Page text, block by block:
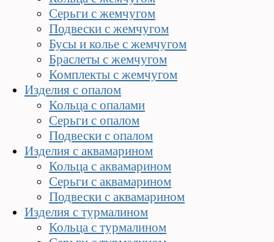
Серьги с жемчугом
Подвески с жемчугом
Бусы и колье с жемчугом
Браслеты с жемчугом
Комплекты с жемчугом
Изделия с опалом
Кольца с опалами
Серьги с опалом
Подвески с опалом
Изделия с аквамарином
Кольца с аквамарином
Серьги с аквамарином
Подвески с аквамарином
Изделия с турмалином
Кольца с турмалином